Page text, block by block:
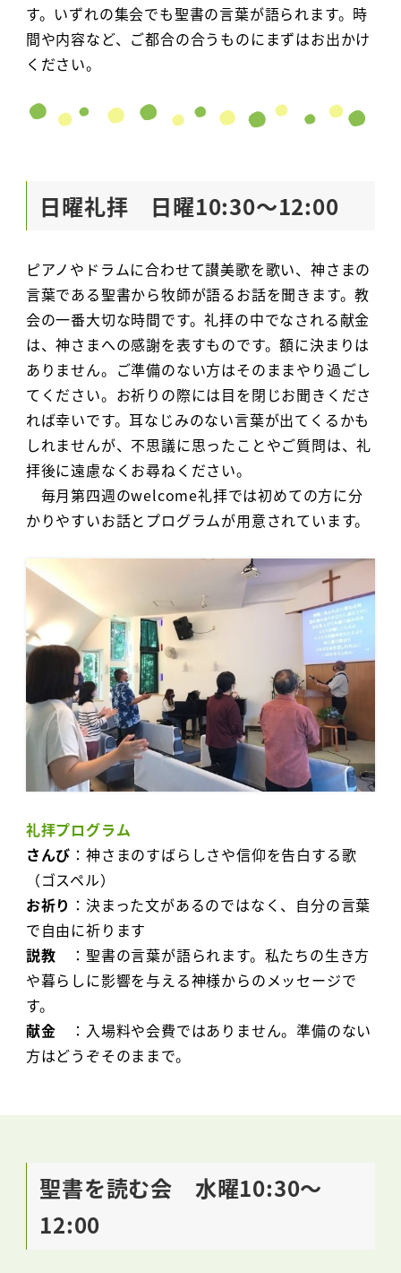
す。いずれの集会でも聖書の言葉が語られます。時
間や内容など、ご都合の合うものにまずはお出かけ
ください。
日曜礼拝 日曜10:30～12:00
ピアノやドラムに合わせて讃美歌を歌い、神さまの
言葉である聖書から牧師が語るお話を聞きます。教
会の一番大切な時間です。礼拝の中でなされる献金
は、神さまへの感謝を表すものです。額に決まりは
ありません。ご準備のない方はそのままやり過ごし
てください。お祈りの際には目を閉じお聞きくださ
れば幸いです。耳なじみのない言葉が出てくるかも
しれませんが、不思議に思ったことやご質問は、礼
拝後に遠慮なくお尋ねください。
毎月第四週のwelcome礼拝では初めての方に分
かりやすいお話とプログラムが用意されています。
礼拝プログラム
さんび ：神さまのすばらしさや信仰を告白する歌
（ゴスペル）
お祈り ：決まった文があるのではなく、自分の言葉
で自由に祈ります
説教 ：聖書の言葉が語られます。私たちの生き方
や暮らしに影響を与える神様からのメッセージで
す。
献金 ：入場料や会費ではありません。準備のない
方はどうぞそのままで。
聖書を読む会 水曜10:30～
12:00